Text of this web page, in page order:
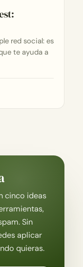
red social: es
te ayuda a
cinco ideas
Sin
aplicar
quieras.